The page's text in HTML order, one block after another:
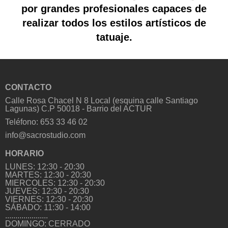
cariño en cada detalle. El resultado final ha
superado totalmente mis expectativas y estoy
por grandes profesionales capaces de
realizar todos los estilos artísticos de
tatuaje.
CONTACTO
Calle Rosa Chacel N 8 Local (esquina calle Santiago
Lagunas) C.P 50018 - Barrio del ACTUR
Teléfono: 653 33 46 02
info@sacrostudio.com
HORARIO
LUNES: 12:30 - 20:30
MARTES: 12:30 - 20:30
MIERCOLES: 12:30 - 20:30
JUEVES: 12:30 - 20:30
VIERNES: 12:30 - 20:30
SÁBADO: 11:30 - 14:00
.....................
DOMINGO: CERRADO